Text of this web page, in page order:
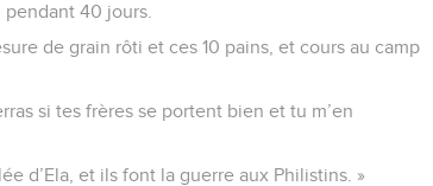
40 jours.
de grain rôti et ces 10 pains, et cours au camp
si tes frères se portent bien et tu m’en
d’Ela, et ils font la guerre aux Philistins. »